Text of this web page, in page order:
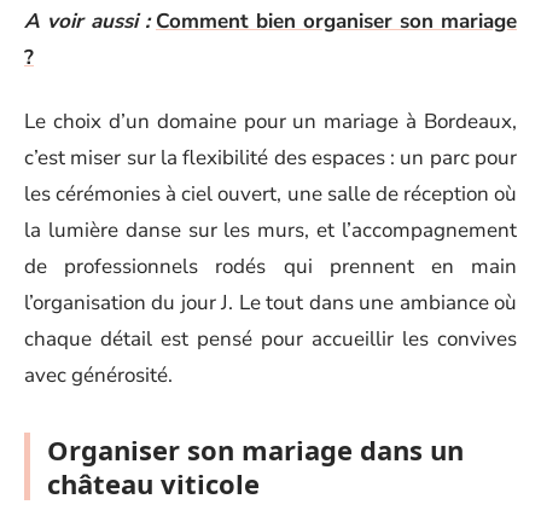
A voir aussi : Comment bien organiser son mariage
?
Le choix d’un domaine pour un mariage à Bordeaux,
c’est miser sur la flexibilité des espaces : un parc pour
les cérémonies à ciel ouvert, une salle de réception où
la lumière danse sur les murs, et l’accompagnement
de professionnels rodés qui prennent en main
l’organisation du jour J. Le tout dans une ambiance où
chaque détail est pensé pour accueillir les convives
avec générosité.
Organiser son mariage dans un
château viticole